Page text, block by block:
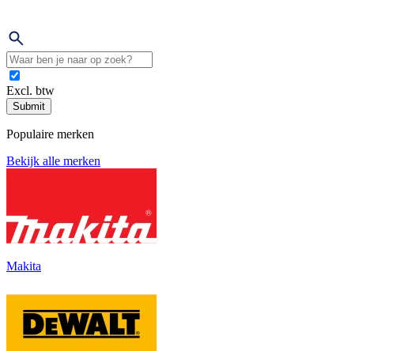
Excl. btw
Submit
Populaire merken
Bekijk alle merken
Makita